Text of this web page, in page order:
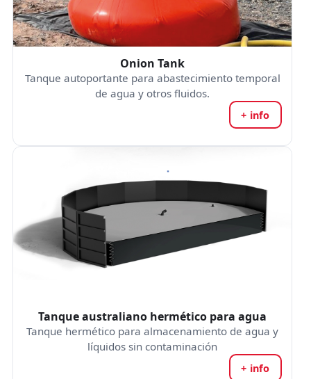
Onion Tank
Tanque autoportante para abastecimiento temporal
de agua y otros fluidos.
+ info
Tanque australiano hermético para agua
Tanque hermético para almacenamiento de agua y
líquidos sin contaminación
+ info